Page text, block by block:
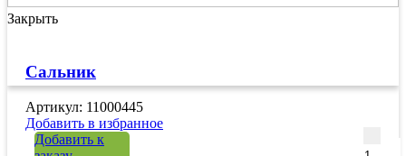
Закрыть
Сальник
Артикул: 11000445
Добавить в избранное
Добавить к